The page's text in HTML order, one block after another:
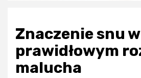
Znaczenie snu w
prawidłowym
malucha